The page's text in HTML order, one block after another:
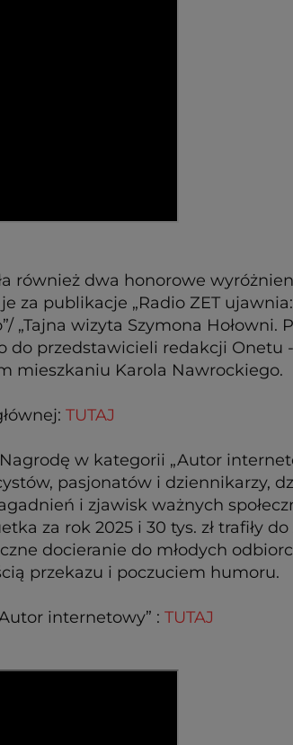
również dwa honorowe
za publikacje „Radio ZET
„Tajna wizyta Szymona
do przedstawicieli redakcji Onetu
mieszkaniu Karola Nawrockiego.
TUTAJ
w kategorii „Autor
pasjonatów i dziennikarzy,
i zjawisk ważnych
za rok 2025 i 30 tys. zł trafiły
docieranie do młodych
przekazu i poczuciem humoru.
internetowy” : TUTAJ